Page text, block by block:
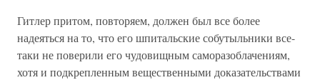
Гитлер притом, повторяем, должен был все более
надеяться на то, что его шпитальские собутыльники все-
таки не поверили его чудовищным саморазоблачениям,
хотя и подкрепленным вещественными доказательствами